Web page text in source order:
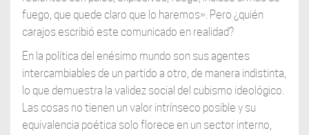
fuego, que quede claro que lo haremos». Pero ¿quién
carajos escribió este comunicado en realidad?
En la política del enésimo mundo son sus agentes
intercambiables de un partido a otro, de manera indistinta,
lo que demuestra la validez social del cubismo ideológico.
Las cosas no tienen un valor intrínseco posible y su
equivalencia poética solo florece en un sector interno,